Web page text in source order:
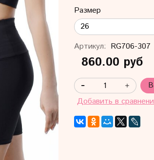
Размер
Артикул: RG706-307
860.00 руб
Добавить в